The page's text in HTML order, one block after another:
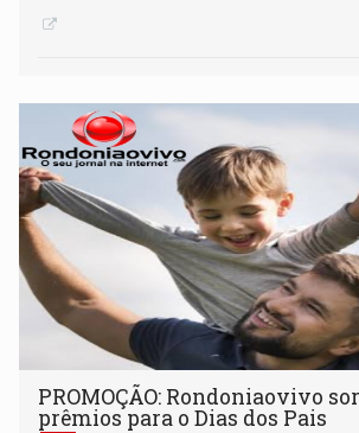
PROMOÇÃO: Rondoniaovivo
prêmios para o Dias dos Pais